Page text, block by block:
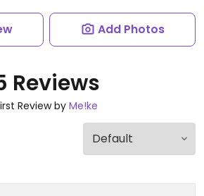
Add Photos
Reviews
Review by Me!ke